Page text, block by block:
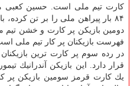
كارت تیم ملی است. حسین كعبی
دومین بازیكن پر كارت و خشن
فهرست بازیكنان پر كار تیم ملی
در رده سوم پر كارت ترین
یك كارت قرمز سومین بازیكن پر